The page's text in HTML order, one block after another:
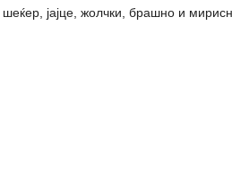
јајце, жолчки, брашно и